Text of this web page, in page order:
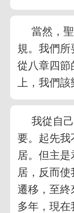
當然，
規。我們所
從八章四節
上，我們該
我從自
要。起先我
居。但主
居，反而
遷移，至終
多年，現在